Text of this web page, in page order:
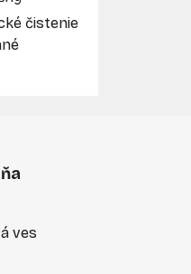
čistenie
ves